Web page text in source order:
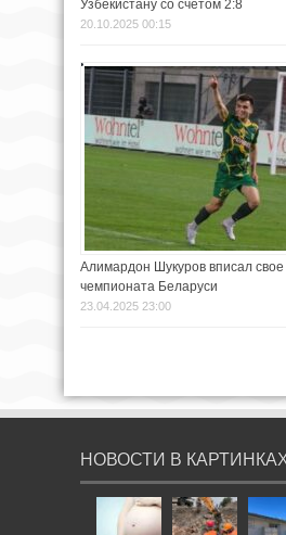
Узбекистану со счетом 2:8
20.10.2025 00:15
Алимардон Шукуров вписал
чемпионата Беларуси
23.04.2025 23:00
НОВОСТИ В